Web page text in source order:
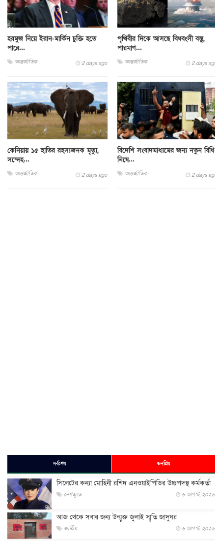
হরমুজ নিয়ে ইরান-মার্কিন চুক্তি হতে
পারে...
আন্তর্জাতিক 2 days ago
পৃথিবীর দিকে আসছে বিধ্বংসী বস্তু,
পারমাণ...
আন্তর্জাতিক 2 days ago
কেনিয়ায় ১৫ হাতির রহস্যজনক মৃত্যু,
সন্দেহ...
আন্তর্জাতিক 2 days ago
বিদেশি সংবাদমাধ্যমের জন্য নতুন বিধি-
নিষে...
আন্তর্জাতিক 2 days ago
সর্বশেষ জনপ্রিয়
সিলেটের কন্যা মোহিনী রশিদ এনওয়াইপিডির উচ্চপদস্থ কর্মকর্তা
দেশজুড়ে ৬ আগস্ট, ২০২৬
আজ থেকে সবার জন্য উন্মুক্ত জুলাই স্মৃতি জাদুঘর
জাতীয় ৬ আগস্ট, ২০২৬